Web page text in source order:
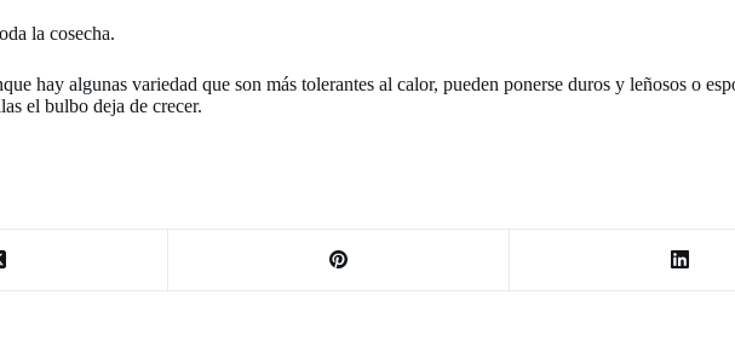
la cosecha.
hay algunas variedad que son más tolerantes al calor, pueden ponerse duros y leñosos o
el bulbo deja de crecer.